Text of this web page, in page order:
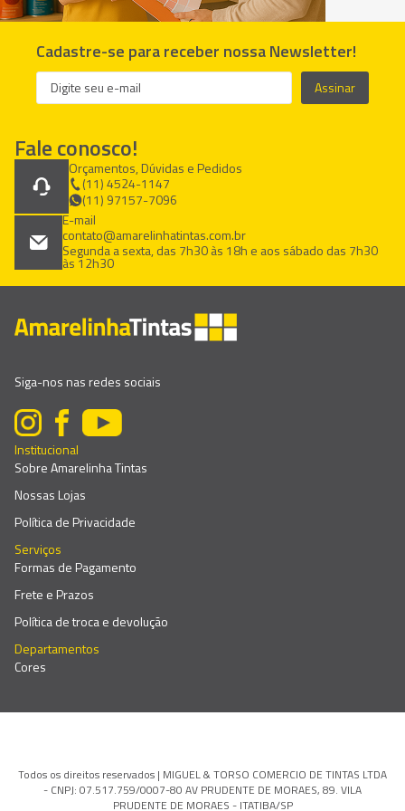
Cadastre-se para receber nossa Newsletter!
Assinar
Fale conosco!
Orçamentos, Dúvidas e Pedidos
(11) 4524-1147
(11) 97157-7096
E-mail
contato@amarelinhatintas.com.br
Segunda a sexta, das 7h30 às 18h e aos sábado das 7h30
às 12h30
Siga-nos nas redes sociais
Institucional
Sobre Amarelinha Tintas
Nossas Lojas
Política de Privacidade
Serviços
Formas de Pagamento
Frete e Prazos
Política de troca e devolução
Departamentos
Cores
Todos os direitos reservados | MIGUEL & TORSO COMERCIO DE TINTAS LTDA
- CNPJ: 07.517.759/0007-80 AV PRUDENTE DE MORAES, 89. VILA
PRUDENTE DE MORAES - ITATIBA/SP